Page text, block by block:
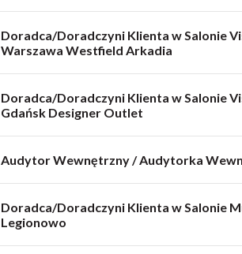
Doradca/Doradczyni Klienta w Salonie
Warszawa Westfield Arkadia
Doradca/Doradczyni Klienta w Salonie
Gdańsk Designer Outlet
Audytor Wewnętrzny / Audytorka
Doradca/Doradczyni Klienta w Salonie
Legionowo